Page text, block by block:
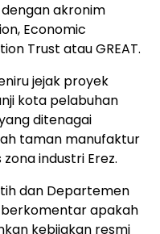
akronim
Economic
Trust atau GREAT.
jejak proyek
kota pelabuhan
ditenagai
taman manufaktur
industri Erez.
dan Departemen
berkomentar apakah
kebijakan resmi